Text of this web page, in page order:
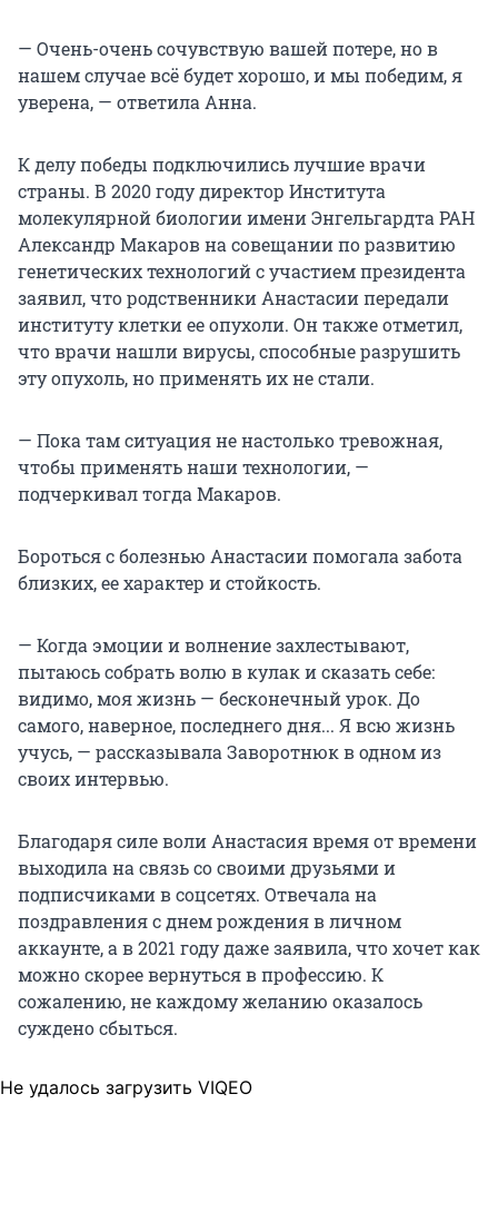
— Очень-очень сочувствую вашей потере, но в
нашем случае всё будет хорошо, и мы победим, я
уверена, — ответила Анна.
К делу победы подключились лучшие врачи
страны. В 2020 году директор Института
молекулярной биологии имени Энгельгардта РАН
Александр Макаров на совещании по развитию
генетических технологий с участием президента
заявил, что родственники Анастасии передали
институту клетки ее опухоли. Он также отметил,
что врачи нашли вирусы, способные разрушить
эту опухоль, но применять их не стали.
— Пока там ситуация не настолько тревожная,
чтобы применять наши технологии, —
подчеркивал тогда Макаров.
Бороться с болезнью Анастасии помогала забота
близких, ее характер и стойкость.
— Когда эмоции и волнение захлестывают,
пытаюсь собрать волю в кулак и сказать себе:
видимо, моя жизнь — бесконечный урок. До
самого, наверное, последнего дня... Я всю жизнь
учусь, — рассказывала Заворотнюк в одном из
своих интервью.
Благодаря силе воли Анастасия время от времени
выходила на связь со своими друзьями и
подписчиками в соцсетях. Отвечала на
поздравления с днем рождения в личном
аккаунте, а в 2021 году даже заявила, что хочет как
можно скорее вернуться в профессию. К
сожалению, не каждому желанию оказалось
суждено сбыться.
Не удалось загрузить VIQEO